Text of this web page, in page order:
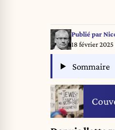
Publié par
18 février 2025
Sommaire